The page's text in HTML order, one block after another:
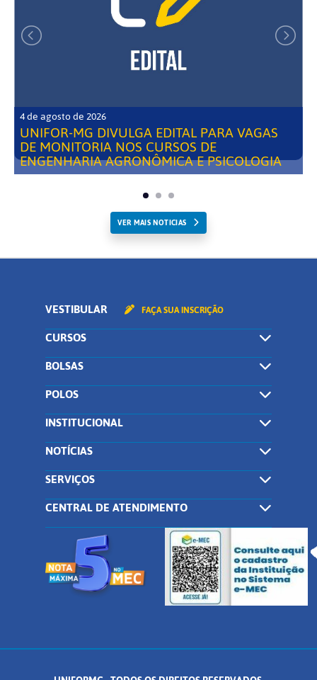
4 de agosto de 2026
UNIFOR-MG DIVULGA EDITAL PARA VAGAS
DE MONITORIA NOS CURSOS DE
ENGENHARIA AGRONÔMICA E PSICOLOGIA
VER MAIS NOTICIAS
VESTIBULAR FAÇA SUA INSCRIÇÃO
CURSOS
BOLSAS
POLOS
INSTITUCIONAL
NOTÍCIAS
SERVIÇOS
CENTRAL DE ATENDIMENTO